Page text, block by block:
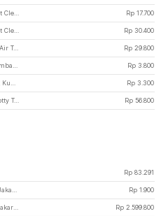
Rp 17.700
Rp 30.400
Harga CHFENGASQ Kawat Pembersih Saluran Air Toilet Cleaner Dredger Blockage 5M - CHF1 - Blue Rp 29.800
Rp 3.800
Rp 3.300
Harga VOCI Toilet Anak Portable Travel Baby Potty Training Seat Banana Shape - BZ-105 - Green Rp 56.800
Rp 83.291
Rp 1.900
Rp 2.599.800